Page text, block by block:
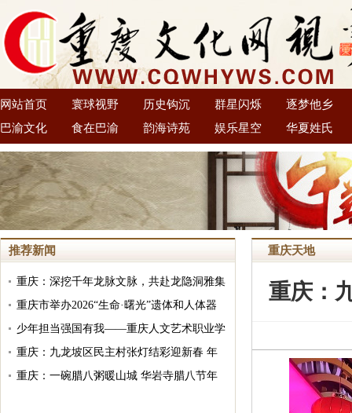
网站首页 寰球视野 历史钩沉 群星闪烁
逐梦他乡
巴渝文化
食在巴渝 韵海诗苑 娱乐星空 华夏姓氏
推荐新闻
重庆：深挖千年龙脉文脉，共赴龙隐洞雅集
盛会 笔者受邀出席中国龙隐洞首届龙文化
节
重庆市举办2026“生命·曙光”遗体和人体器
官捐献缅怀纪念活动
少年担当强国有我——重庆人文艺术职业学
校2026年春季开学典礼暨主题教育活动
重庆：九龙坡区民主村张灯结彩迎新春 年
味喜庆幸福迎马年
重庆：一碗腊八粥暖山城 华岩寺腊八节年
重庆天地
重庆：